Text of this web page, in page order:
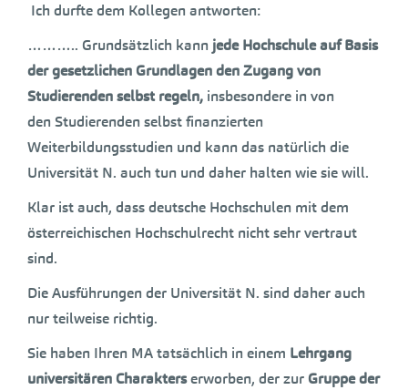
Ich durfte dem Kollegen antworten:
……….. Grundsätzlich kann jede Hochschule auf Basis
der gesetzlichen Grundlagenden Zugang von
Studierenden selbst regeln, insbesondere in von
den Studierenden selbst finanzierten
Weiterbildungsstudien und kann das natürlich die
Universität N. auch tun und daher halten wie sie will.
Klar ist auch, dass deutsche Hochschulen mit dem
österreichischen Hochschulrecht nicht sehr vertraut
sind.
Die Ausführungen der Universität N. sind daher auch
nur teilweise richtig.
Sie haben Ihren MA tatsächlich in einem Lehrgang
universitären Charakterserworben, der zur Gruppe der